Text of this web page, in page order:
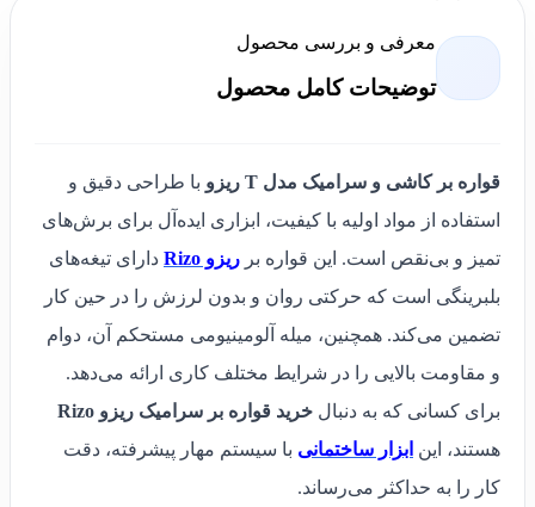
معرفی و بررسی محصول
توضیحات کامل محصول
قواره بر کاشی و سرامیک مدل T ریزو
با طراحی دقیق و
استفاده از مواد اولیه با کیفیت، ابزاری ایده‌آل برای برش‌های
تمیز و بی‌نقص است. این قواره بر ریزو Rizo
دارای تیغه‌های
بلبرینگی است که حرکتی روان و بدون لرزش را در حین کار
تضمین می‌کند. همچنین، میله آلومینیومی مستحکم آن، دوام
و مقاومت بالایی را در شرایط مختلف کاری ارائه می‌دهد.
برای کسانی که به دنبال خرید قواره بر سرامیک ریزو Rizo
هستند، این ابزار ساختمانی با سیستم مهار پیشرفته، دقت
کار را به حداکثر می‌رساند.